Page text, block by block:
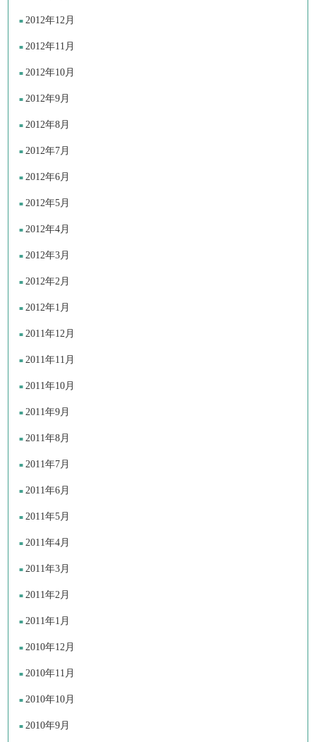
2012年12月
2012年11月
2012年10月
2012年9月
2012年8月
2012年7月
2012年6月
2012年5月
2012年4月
2012年3月
2012年2月
2012年1月
2011年12月
2011年11月
2011年10月
2011年9月
2011年8月
2011年7月
2011年6月
2011年5月
2011年4月
2011年3月
2011年2月
2011年1月
2010年12月
2010年11月
2010年10月
2010年9月